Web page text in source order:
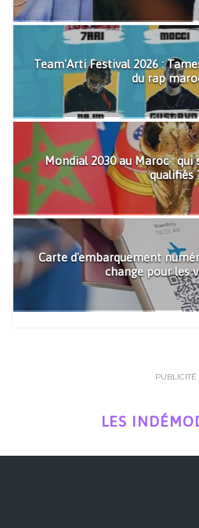
Team'Arti Festival 2026 :
du rap
Mondial 2030 au Maroc :
qualifiés
Carte d'embarquement
change pour les
PUBLICITÉ
LES